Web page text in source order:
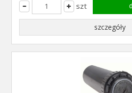
szt
szczegóły